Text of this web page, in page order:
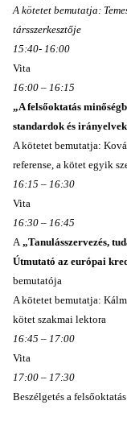
A kötetet bemutatja:
társszerkesztője
15:40- 16:00
Vita
16:00 – 16:15
„A felsőoktatás
standardok és
A kötetet bemutatja:
referense, a kötet egyik
16:15 – 16:30
Vita
16:30 – 16:45
A„Tanulásszervezés,
Útmutató az európai
bemutatója
A kötetet bemutatja:
kötet szakmai lektora
16:45 – 17:00
Vita
17:00 – 17:30
Beszélgetés a